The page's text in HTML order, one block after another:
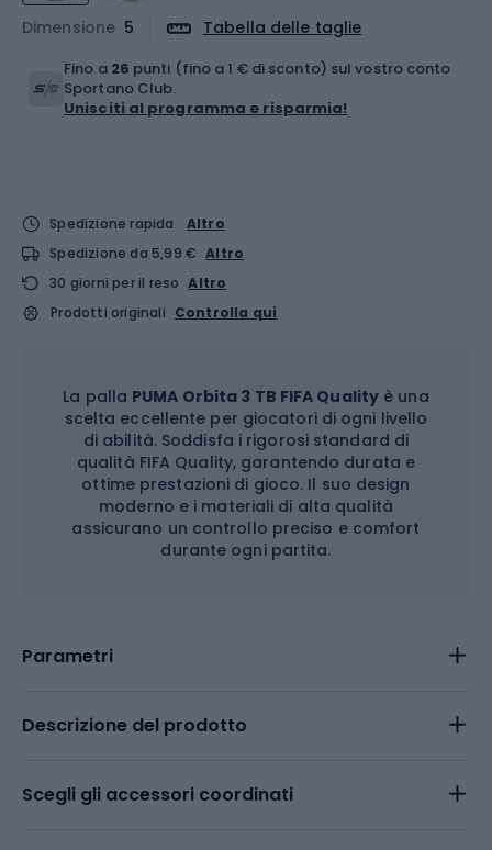
Dimensione 5 Tabella delle taglie
Fino a 26 punti (fino a 1 € di sconto) sul vostro conto
Sportano Club.
Unisciti al programma e risparmia!
Spedizione rapida
Altro
Spedizione da 5,99 € Altro
30 giorni per il reso Altro
Prodotti originali Controlla qui
La palla PUMA Orbita 3 TB FIFA Quality è una
scelta eccellente per giocatori di ogni livello
di abilità. Soddisfa i rigorosi standard di
qualità FIFA Quality, garantendo durata e
ottime prestazioni di gioco. Il suo design
moderno e i materiali di alta qualità
assicurano un controllo preciso e comfort
durante ogni partita.
Parametri
Descrizione del prodotto
Scegli gli accessori coordinati